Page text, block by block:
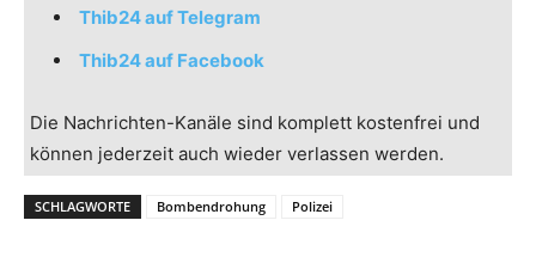
Thib24 auf Telegram
Thib24 auf Facebook
Die Nachrichten-Kanäle sind komplett kostenfrei und
können jederzeit auch wieder verlassen werden.
SCHLAGWORTE Bombendrohung Polizei